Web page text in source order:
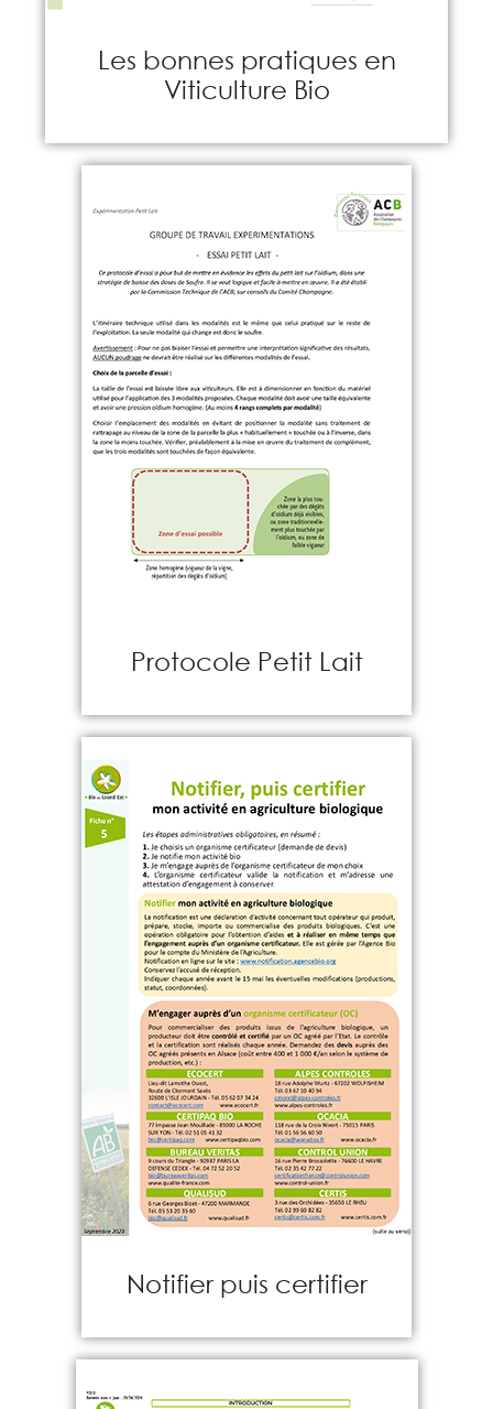
Les bonnes pratiques en
Viticulture Bio
Protocole Petit Lait
Notifier puis certifier